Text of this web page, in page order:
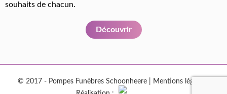
souhaits de chacun.
Découvrir
© 2017 - Pompes Funèbres Schoonheere | Mentions légales